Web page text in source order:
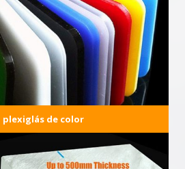
plexiglás de color